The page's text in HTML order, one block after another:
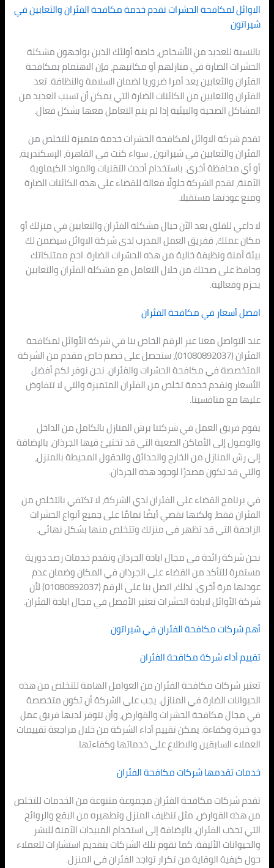
الاوائل لمكافحة الحشرات تقدم خدمة مكافحة الفئران والثعابين في
شيراتون
بالنسبة للعديد من الأشخاص، خاصة أولئك الذين يواجهون مشكلة
الحشرات الضارة في منازلهم أو مكاتبهم، فإن الاهتمام بمكافحة
الفئران والثعابين يعد أمرا ضروريا لضمان السلامة والنظافة. تعد
الفئران والثعابين من الكائنات الضارة التي يمكن أن تسبب العديد من
المشاكل الصحية والبيئية إذا لم يتم التعامل معها بشكل فعال.
تقدم شركة الاوائل لمكافحة الحشرات خدمة متميزة للتخلص من
الفئران والثعابين في شيراتون ، سواء كنت في القاهرة، الإسكندرية،
أو أي محافظة أخرى. باستخدام أحدث التقنيات والمواد الكيماوية
الآمنة، تقدم الشركة حلولًا فعالة للقضاء على هذه الكائنات الضارة
ومنع عودتها مستقبلا.
لا داعي للقلق بعد الآن حيال مشكلة الفئران والثعابين في منزلك أو
مكان عملك، ففريق العمل المدرب لدى شركة الاوائل سيضمن لك
بيئة آمنة ونظيفة خالية من هذه الحشرات الضارة. احمِ ممتلكاتك
وحافظ على صحتك من خلال التعامل مع مشكلة الفئران والثعابين
بحزم وفعالية.
افضل أسعار في مكافحة الفئران
عند التواصل معنا عبر الرقم الخاص بنا في شركة الأوائل لمكافحة
الفئران (01080892037)، ستحصل على خصم خاص مقدم من الشركة
المتخصصة في مكافحة الحشرات والفئران. نحن نوفر لكم أفضل
الأسعار ونقدم خدمة تخلص من الفئران المتميزة والتي لا تتفاوض
عليها مع منافسينا.
يقوم فريق العمل في شركتنا برش المنازل بالكامل من الداخل
والوصول إلى الأماكن الصعبة التي قد تختبئ فيها الجرذان، بالإضافة
إلى رش المنازل من الخارج والحدائق والحقول المحيطة بالمنزل،
والتي قد تكون مصدرًا لوجود هذه الجرذان.
في برنامج القضاء على الفئران لدي الشركة، لا تكتفي بالتخلص من
الفئران فقط، ولكنها تقضي أيضًا تمامًا على جميع أنواع الحشرات
الزاحفة التي قد تظهر في منزلك وتتخلص منها بشكل نهائي.
نحن شركة رائدة في مجال ابادة الجرذان ونقدم خدمات رصد دورية
مستمرة للتأكد من القضاء على الجرذان في المكان وضمان عدم
عودتها مرة أخرى. لذلك، اتصل بنا على الرقم (01080892037) لأن
شركة الأوائل لابادة الحشرات تعتبر الأفضل في مجال ابادة الفئران.
أهم شركات مكافحة الفئران في شيراتون
تقييم أداء شركة مكافحة الفئران
تعتبر شركات مكافحة الفئران من العوامل الهامة للتخلص من هذه
الحيوانات الضارة في المنازل. يجب على الشركة أن تكون متخصصة
في مجال مكافحة الحشرات والقوارض، وأن تتوفر لديها فريق عمل
ذو خبرة وكفاءة. يمكن تقييم أداء الشركة من خلال مراجعة تقييمات
العملاء السابقين والاطلاع على خدماتها وكفاءتها.
خدمات تقدمها شركات مكافحة الفئران
تقدم شركات مكافحة الفئران مجموعة متنوعة من الخدمات للتخلص
من هذه القوارض، مثل تنظيف المنزل وتطهيره من البقع والروائح
التي تجذب الفئران، بالإضافة إلى استخدام المبيدات الآمنة للبشر
والحيوانات الأليفة. كما تقوم تلك الشركات بتقديم استشارات للعملاء
حول كيفية الوقاية من تكرار تواجد الفئران في المنزل.